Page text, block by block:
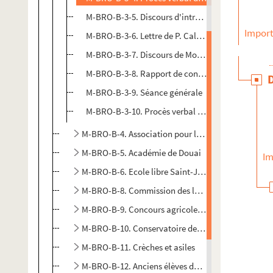
M-BRO-B-3-5. Discours d'introduction aux
M-BRO-B-3-6. Lettre de P. Caloine à M. le
M-BRO-B-3-7. Discours de Monsieur le Glay
M-BRO-B-3-8. Rapport de concours
M-BRO-B-3-9. Séance générale
M-BRO-B-3-10. Procès verbal de la séance
M-BRO-B-4. Association pour la défense du
M-BRO-B-5. Académie de Douai
M-BRO-B-6. Ecole libre Saint-Joseph
M-BRO-B-8. Commission des logements insalubres
M-BRO-B-9. Concours agricoles et hippiques,
M-BRO-B-10. Conservatoire de musique de Lille
M-BRO-B-11. Crèches et asiles
M-BRO-B-12. Anciens élèves de l'école centrale